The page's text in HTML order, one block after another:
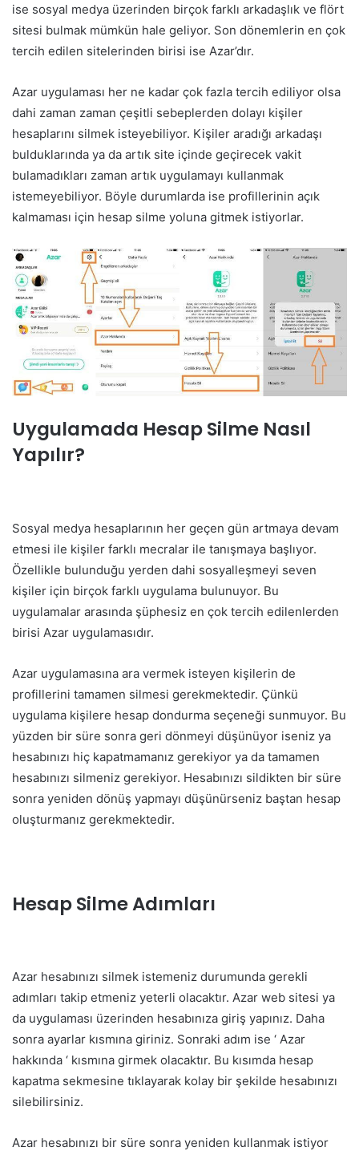
ise sosyal medya üzerinden birçok farklı arkadaşlık ve flört
sitesi bulmak mümkün hale geliyor. Son dönemlerin en çok
tercih edilen sitelerinden birisi ise Azar’dır.
Azar uygulaması her ne kadar çok fazla tercih ediliyor olsa
dahi zaman zaman çeşitli sebeplerden dolayı kişiler
hesaplarını silmek isteyebiliyor. Kişiler aradığı arkadaşı
bulduklarında ya da artık site içinde geçirecek vakit
bulamadıkları zaman artık uygulamayı kullanmak
istemeyebiliyor. Böyle durumlarda ise profillerinin açık
kalmaması için hesap silme yoluna gitmek istiyorlar.
Uygulamada Hesap Silme Nasıl
Yapılır?
Sosyal medya hesaplarının her geçen gün artmaya devam
etmesi ile kişiler farklı mecralar ile tanışmaya başlıyor.
Özellikle bulunduğu yerden dahi sosyalleşmeyi seven
kişiler için birçok farklı uygulama bulunuyor. Bu
uygulamalar arasında şüphesiz en çok tercih edilenlerden
birisi Azar uygulamasıdır.
Azar uygulamasına ara vermek isteyen kişilerin de
profillerini tamamen silmesi gerekmektedir. Çünkü
uygulama kişilere hesap dondurma seçeneği sunmuyor. Bu
yüzden bir süre sonra geri dönmeyi düşünüyor iseniz ya
hesabınızı hiç kapatmamanız gerekiyor ya da tamamen
hesabınızı silmeniz gerekiyor. Hesabınızı sildikten bir süre
sonra yeniden dönüş yapmayı düşünürseniz baştan hesap
oluşturmanız gerekmektedir.
Hesap Silme Adımları
Azar hesabınızı silmek istemeniz durumunda gerekli
adımları takip etmeniz yeterli olacaktır. Azar web sitesi ya
da uygulaması üzerinden hesabınıza giriş yapınız. Daha
sonra ayarlar kısmına giriniz. Sonraki adım ise ‘ Azar
hakkında ‘ kısmına girmek olacaktır. Bu kısımda hesap
kapatma sekmesine tıklayarak kolay bir şekilde hesabınızı
silebilirsiniz.
Azar hesabınızı bir süre sonra yeniden kullanmak istiyor